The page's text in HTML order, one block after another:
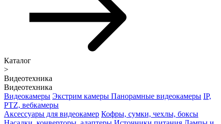
Каталог
>
Видеотехника
Видеотехника
Видеокамеры Экстрим камеры Панорамные видеокамеры IP,
PTZ, вебкамеры
Аксессуары для видеокамер Кофры, сумки, чехлы, боксы